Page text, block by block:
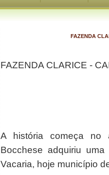
FAZENDA
FAZENDA CLARICE -
A história começa no
Bocchese adquiriu
Vacaria, hoje município